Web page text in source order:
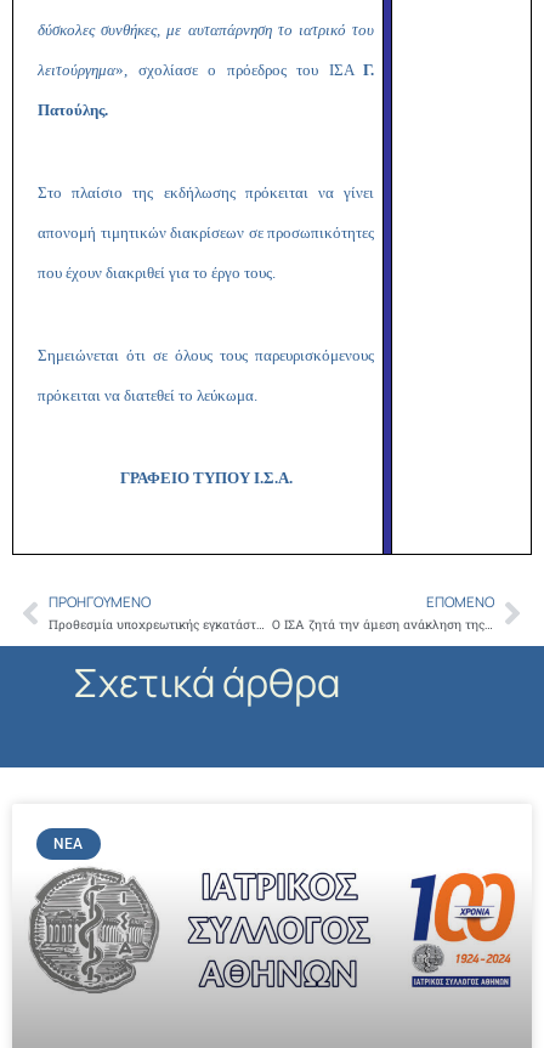
δύσκολες συνθήκες, με αυταπάρνηση το ιατρικό του
λειτούργημα», σχολίασε ο πρόεδρος του ΙΣΑ Γ.
Πατούλης.
Στο πλαίσιο της εκδήλωσης πρόκειται να γίνει
απονομή τιμητικών διακρίσεων σε προσωπικότητες
που έχουν διακριθεί για το έργο τους.
Σημειώνεται ότι σε όλους τους παρευρισκόμενους
πρόκειται να διατεθεί το λεύκωμα.
ΓΡΑΦΕΙΟ ΤΥΠΟΥ Ι.Σ.Α.
Prev
ΠΡΟΗΓΟΎΜΕΝΟ
Προθεσμία υποχρεωτικής εγκατάστασης P.O.S. για τους γιατρούς
ΕΠΌΜΕΝΟ
Ο ΙΣΑ ζητά την άμεση ανάκληση της υπ’ αριθμόν πρωτ. ΔΒ3Β/899/23.06.2017 οδηγίας προς τους συμβεβλημένους με τον ΕΟΠΥΥ ιατρούς
Σχετικά άρθρα
ΝΈΑ